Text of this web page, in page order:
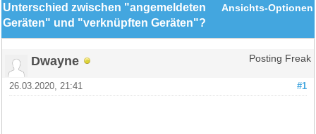
Ansichts-Optionen
Unterschied zwischen "angemeldeten
Geräten" und "verknüpften Geräten"?
Dwayne Posting Freak
#1
26.03.2020, 21:41